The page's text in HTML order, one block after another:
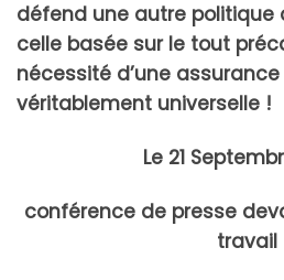
défend une autre politique
celle basée sur le tout
nécessité d’une
véritablement universelle !
Le 21
conférence de presse
travail